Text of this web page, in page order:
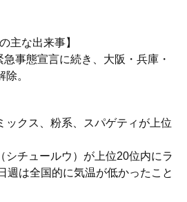
主な出来事】
事態宣言に続き、大阪・兵庫・
。
ックス、粉系、スパゲティが上位
シチュールウ）が上位20位内にラ
週は全国的に気温が低かったこと